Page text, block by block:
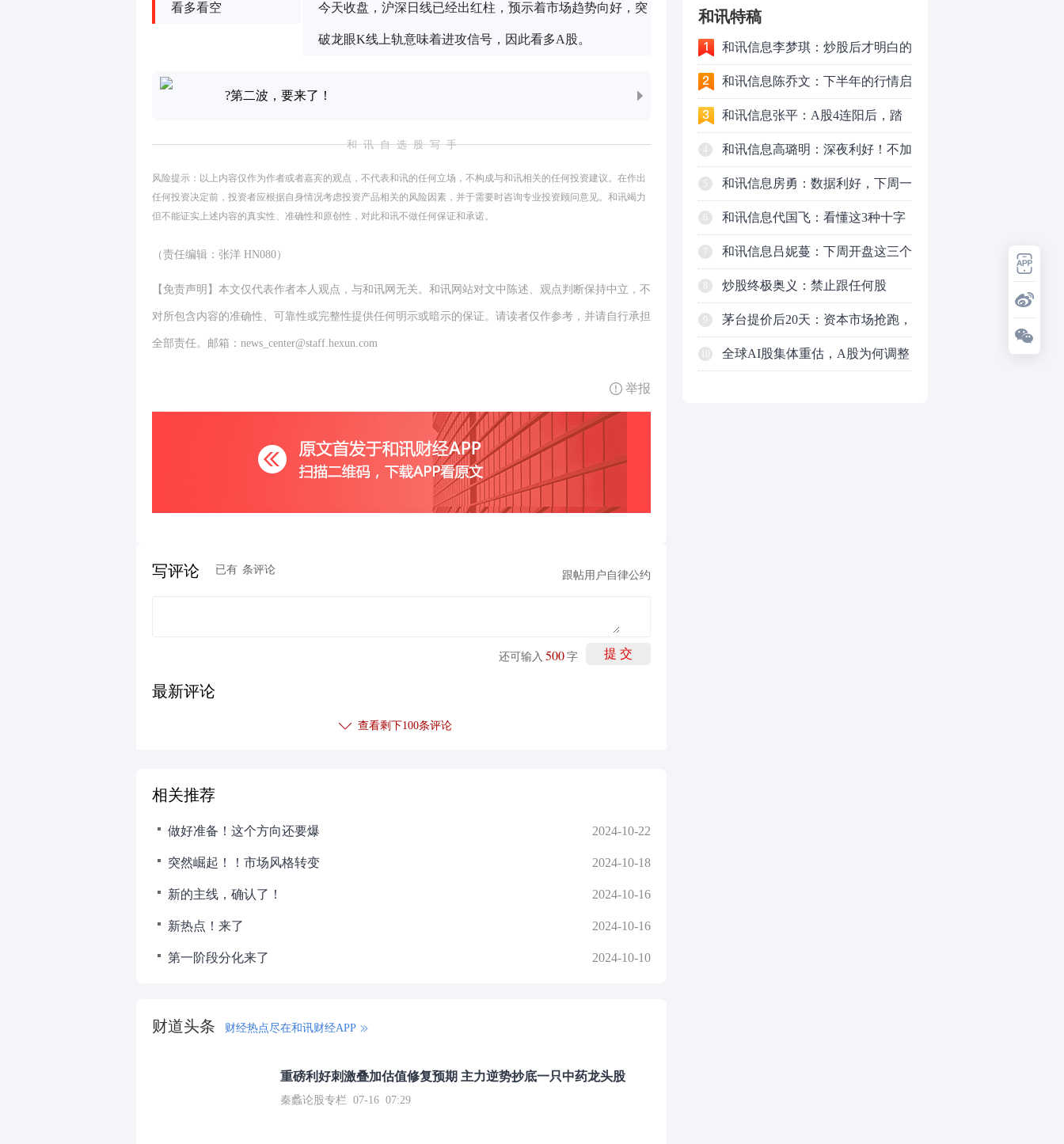
看多看空 今天收盘，沪深日线已经出红柱，预示着市场趋势向好，突
破龙眼K线上轨意味着进攻信号，因此看多A股。
?第二波，要来了！
和讯自选股写手
风险提示：以上内容仅作为作者或者嘉宾的观点，不代表和讯的任何立场，不构成与和讯相关的任何投资建议。在作出
任何投资决定前，投资者应根据自身情况考虑投资产品相关的风险因素，并于需要时咨询专业投资顾问意见。和讯竭力
但不能证实上述内容的真实性、准确性和原创性，对此和讯不做任何保证和承诺。
（责任编辑：张洋 HN080）
【免责声明】本文仅代表作者本人观点，与和讯网无关。和讯网站对文中陈述、观点判断保持中立，不
对所包含内容的准确性、可靠性或完整性提供任何明示或暗示的保证。请读者仅作参考，并请自行承担
全部责任。邮箱：news_center@staff.hexun.com
举报
写评论 已有 条评论 跟帖用户自律公约
提 交
还可输入 500 字
最新评论
查看剩下100条评论
相关推荐
做好准备！这个方向还要爆 2024-10-22
突然崛起！！市场风格转变 2024-10-18
新的主线，确认了！ 2024-10-16
新热点！来了 2024-10-16
第一阶段分化来了 2024-10-10
财道头条 财经热点尽在和讯财经APP
重磅利好刺激叠加估值修复预期 主力逆势抄底一只中药龙头股
秦蠡论股专栏 07-16 07:29
和讯特稿
和讯信息李梦琪：炒股后才明白的
九个人生道理
和讯信息陈乔文：下半年的行情启
动了
和讯信息张平：A股4连阳后，踏
空怎么办？结构性回补！
和讯信息高璐明：深夜利好！不加
息了？周一还能涨吗？
5 和讯信息房勇：数据利好，下周一
应对方案
和讯信息代国飞：看懂这3种十字
星k线形态
7 和讯信息吕妮蔓：下周开盘这三个
方向，还有仓位的朋友一定要拿稳
了
炒股终极奥义：禁止跟任何股
票“谈恋爱”
茅台提价后20天：资本市场抢跑，
磨底属于现实
全球AI股集体重估，A股为何调整